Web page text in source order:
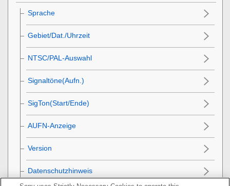
Sprache
Gebiet/Dat./Uhrzeit
NTSC/PAL-Auswahl
Signaltöne(Aufn.)
SigTon(Start/Ende)
AUFN-Anzeige
Version
Datenschutzhinweis